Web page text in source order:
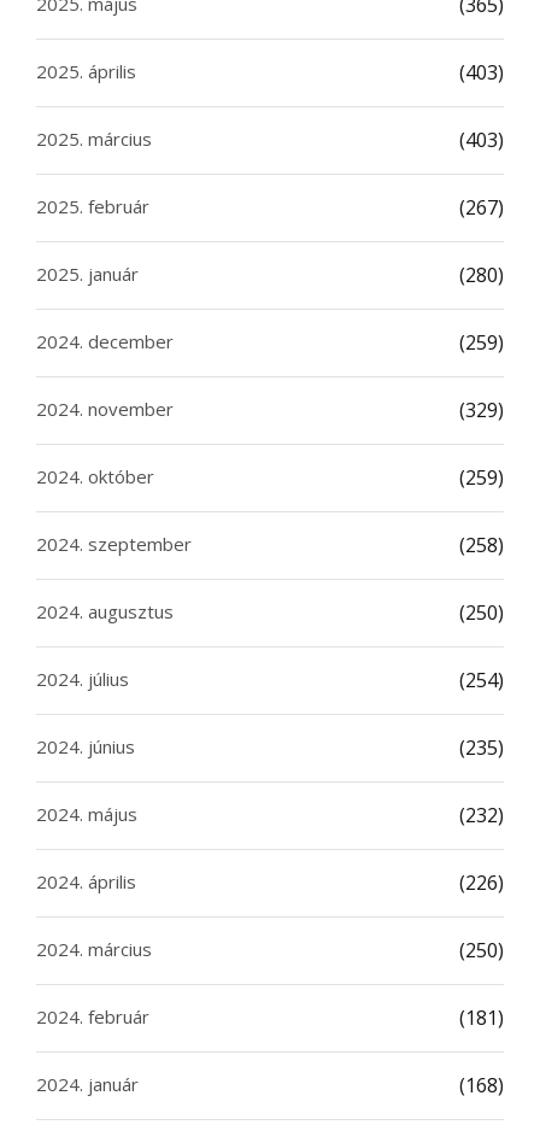
2025. április (403)
2025. március (403)
2025. február (267)
2025. január (280)
2024. december (259)
2024. november (329)
2024. október (259)
2024. szeptember (258)
2024. augusztus (250)
2024. július (254)
2024. június (235)
2024. május (232)
2024. április (226)
2024. március (250)
2024. február (181)
2024. január (168)